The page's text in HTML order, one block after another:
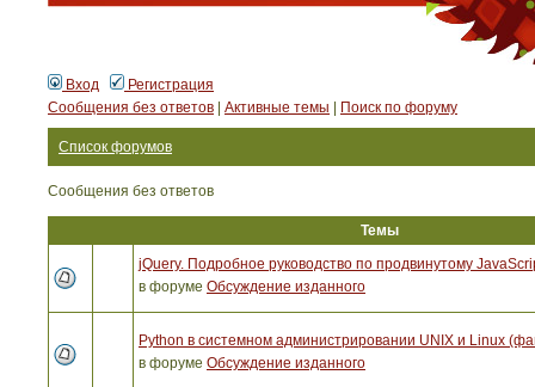
Вход
Регистрация
Сообщения без ответов
Активные темы Поиск по форуму
Список форумов
Сообщения без ответов
Темы
jQuery. Подробное руководство по продвинутому
в форуме Обсуждение изданного
Python в системном администрировании UNIX и Linux
в форуме Обсуждение изданного